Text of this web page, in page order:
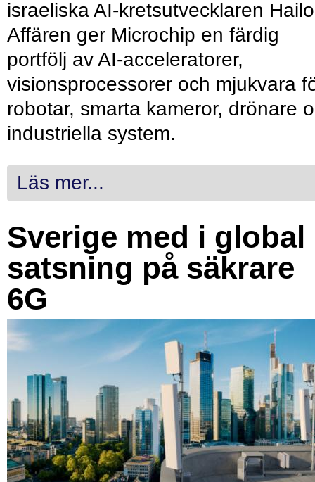
israeliska AI-kretsutvecklaren
Affären ger Microchip en färdig
portfölj av AI-acceleratorer,
visionsprocessorer och mjukvara
robotar, smarta kameror, drönare
industriella system.
Läs mer...
Sverige med i global
satsning på säkrare
6G